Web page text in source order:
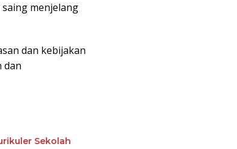
menjelang
dan kebijakan
dan
Sekolah